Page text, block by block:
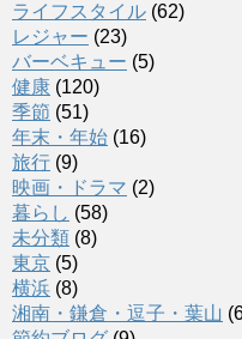
ライフスタイル (62)
レジャー (23)
バーベキュー (5)
健康 (120)
季節 (51)
年末・年始 (16)
旅行 (9)
映画・ドラマ (2)
暮らし (58)
未分類 (8)
東京 (5)
横浜 (8)
湘南・鎌倉・逗子・葉山